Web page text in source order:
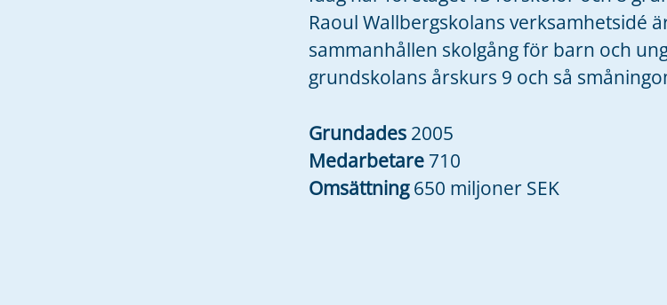
Raoul Wallbergskolans verksamhetsidé
sammanhållen skolgång för barn och
grundskolans årskurs 9 och så
Grundades 2005
Medarbetare 710
Omsättning650 miljoner SEK